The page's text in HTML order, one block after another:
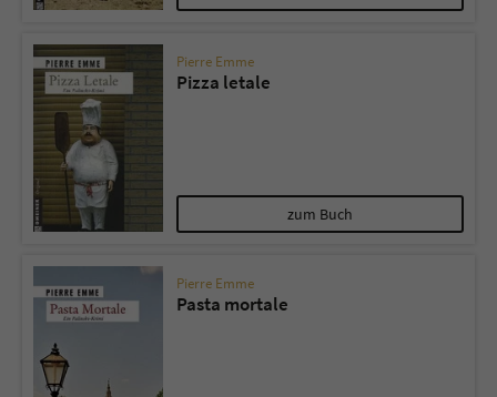
Pierre Emme
Pizza letale
zum Buch
Pierre Emme
Pasta mortale
Laufzeit Session
Zweck
Sicherheitscode des Kontaktformulars zu
überprüfen.